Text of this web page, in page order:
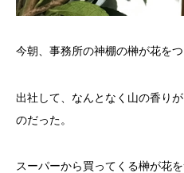
今朝、事務所の神棚の榊が花をつ
出社して、なんとなく山の香り
のだった。
スーパーから買ってくる榊が花